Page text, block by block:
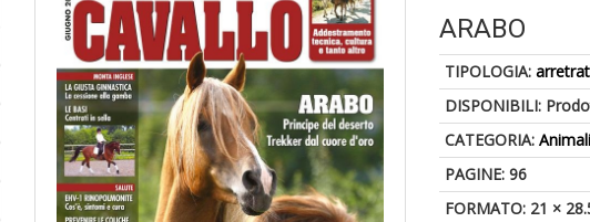
ARABO
TIPOLOGIA:
DISPONIBILI:
CATEGORIA:Animali
PAGINE: 96
FORMATO: 21 ×